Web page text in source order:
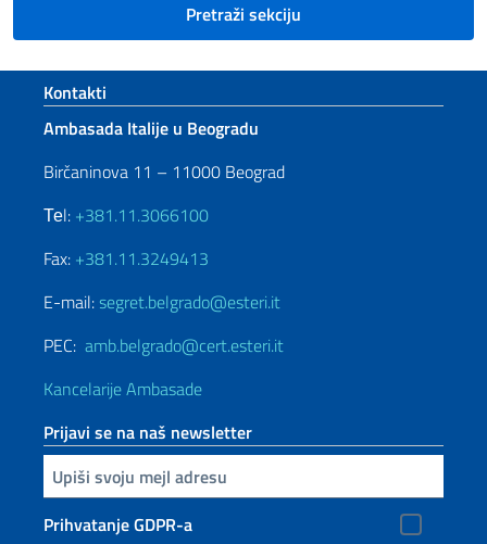
Pretraži sekciju
Footer section
Kontakti
Ambasada Italije u Beogradu
Birčaninova 11 – 11000 Beograd
Теl: +381.11.3066100
Fax: +381.11.3249413
E-mail:segret.belgrado@esteri.it
PEC: amb.belgrado@cert.esteri.it
Kancelarije Ambasade
Prijavi se na naš newsletter
Upiši vaš imejl
Prihvatanje GDPR-a